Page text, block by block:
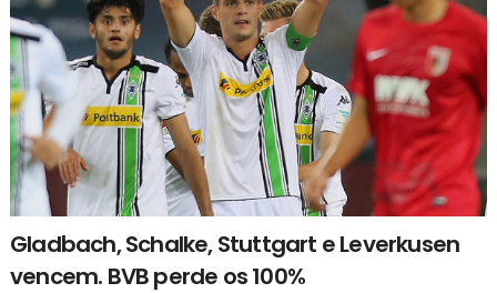
Gladbach, Schalke, Stuttgart e Leverkusen
vencem. BVB perde os 100%